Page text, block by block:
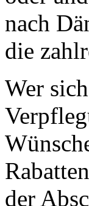
nach
die
Wer
der